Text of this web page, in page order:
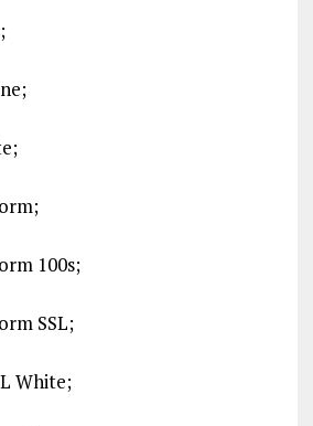
100s;
SSL;
White;